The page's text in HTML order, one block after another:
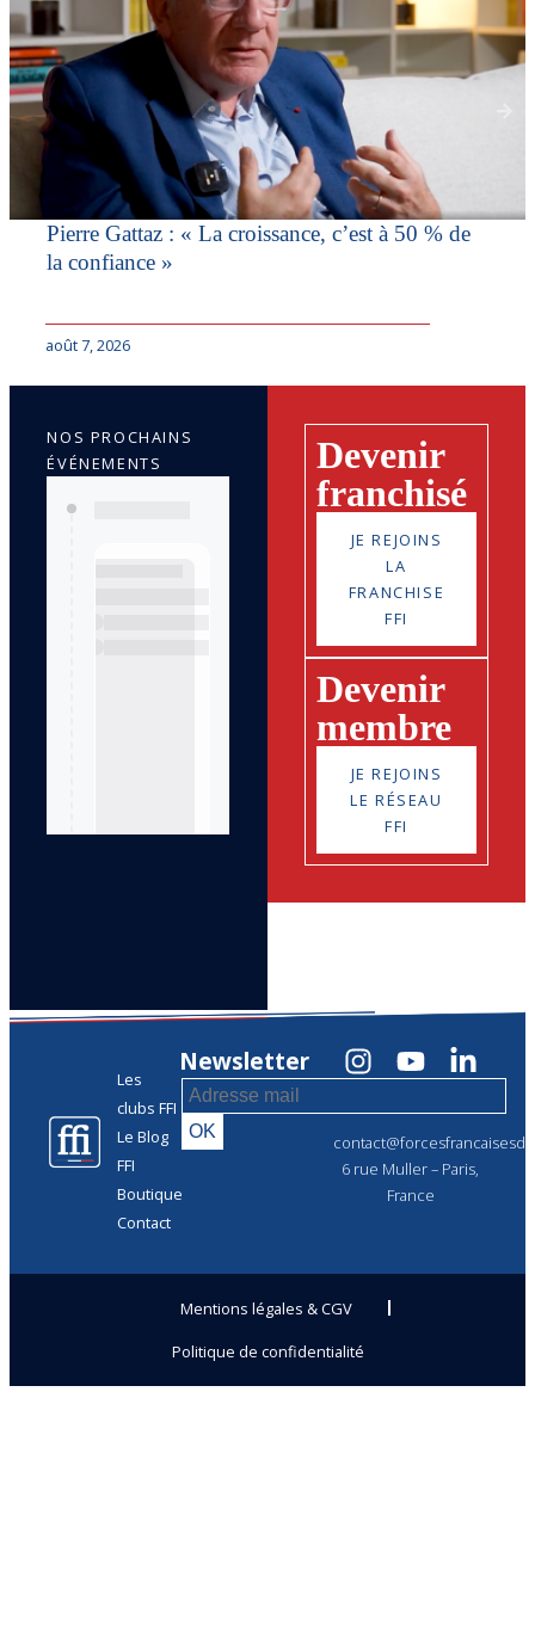
Pierre Gattaz : « La croissance, c’est à 50 % de
la confiance »
août 7, 2026
Devenir
franchisé
JE REJOINS
LA
FRANCHISE
FFI
Devenir
membre
JE REJOINS
LE RÉSEAU
FFI
NOS PROCHAINS
ÉVÉNEMENTS
Les
clubs FFI
Le Blog
FFI
Boutique
Contact
6 rue Muller – Paris,
France
Newsletter
Mentions légales & CGV
Politique de confidentialité